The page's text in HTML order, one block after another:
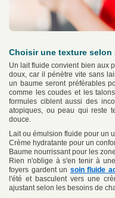
Choisir une texture selon
Un lait fluide convient bien aux
doux, car il pénètre vite sans
un baume seront préférables
comme les coudes et les
formules ciblent aussi des
atopiques, ou peau qui reste
douce.
Lait ou émulsion fluide pour un
Crème hydratante pour un
Baume nourrissant pour les
Rien n'oblige à s'en tenir à
foyers gardent un soin fluide
l'été et basculent vers une
ajustant selon les besoins de